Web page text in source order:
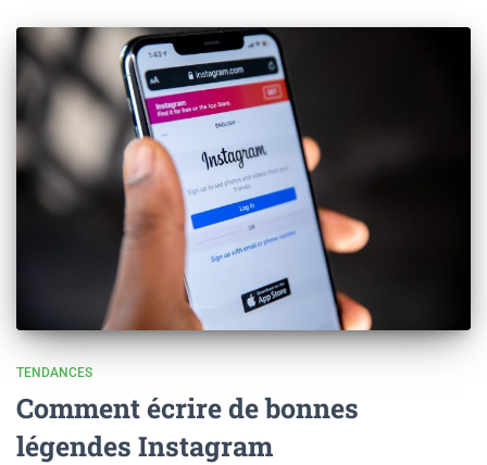
TENDANCES
Comment écrire de bonnes
légendes Instagram